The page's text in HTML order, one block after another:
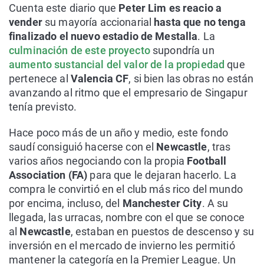
Cuenta este diario que Peter Lim es reacio a
vendersu mayoría accionarial hasta que no tenga
finalizado el nuevo estadio de Mestalla. La
culminación de este proyectosupondría un
aumento sustancial del valor de la propiedad que
pertenece al Valencia CF, si bien las obras no están
avanzando al ritmo que el empresario de Singapur
tenía previsto.
Hace poco más de un año y medio, este fondo
saudí consiguió hacerse con el Newcastle, tras
varios años negociando con la propia Football
Association (FA) para que le dejaran hacerlo. La
compra le convirtió en el club más rico del mundo
por encima, incluso, del Manchester City. A su
llegada, las urracas, nombre con el que se conoce
al Newcastle, estaban en puestos de descenso y su
inversión en el mercado de invierno les permitió
mantener la categoría en la Premier League. Un